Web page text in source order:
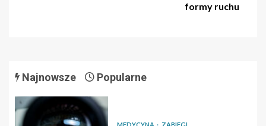
formy ruchu
Najnowsze Popularne
MEDYCYNA ZABIEGI